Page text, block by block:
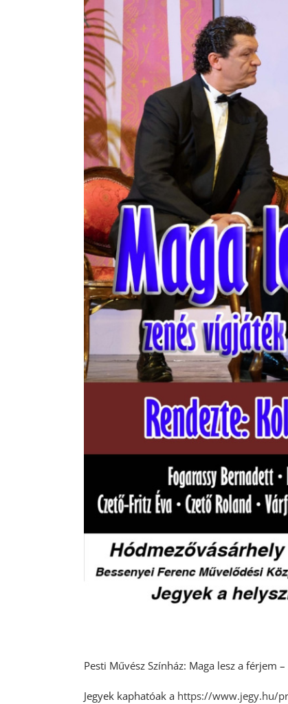
Pesti Művész Színház: Maga lesz a férjem
Jegyek kaphatóak a https://www.jegy.hu/